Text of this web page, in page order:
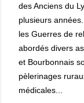
des Anciens du
plusieurs
les Guerres de
abordés divers
et Bourbonnais
pèlerinages
médicales...